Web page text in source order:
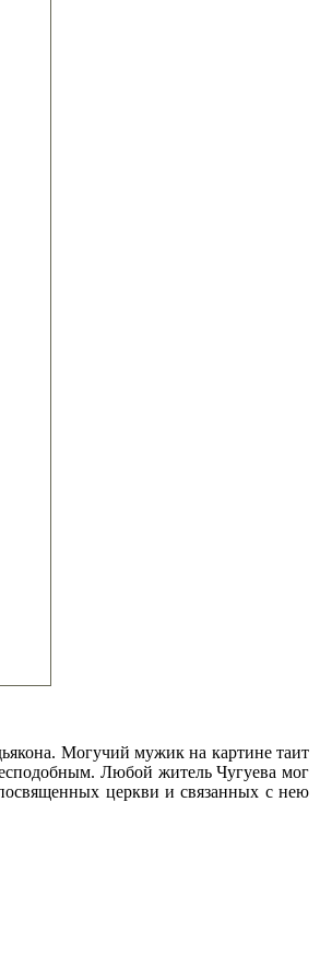
Могучий мужик на картине таит
Любой житель Чугуева мог
церкви и связанных с нею